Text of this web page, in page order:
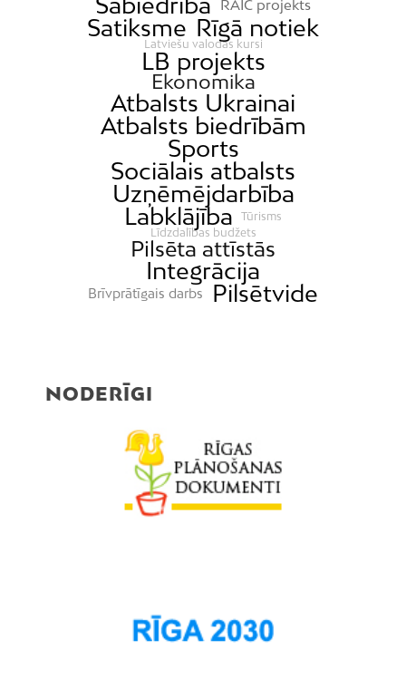
RAIC projekts
Satiksme Rīgā notiek
Latviešu valodas kursi
LB projekts
Ekonomika
Atbalsts Ukrainai
Atbalsts biedrībām
Sports
Sociālais atbalsts
Uzņēmējdarbība
Labklājība
Tūrisms
Līdzdalības budžets
Pilsēta attīstās
Integrācija
Brīvprātīgais darbs Pilsētvide
NODERĪGI